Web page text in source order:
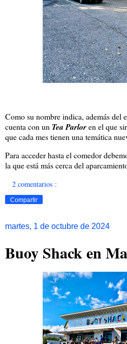
Como su nombre indica, además del
cuenta con un Tea Parloren el que
que cada mes tienen una temática
Para acceder hasta el comedor
la que está más cerca del
2 comentarios :
Compartir
martes, 1 de octubre de 2024
Buoy Shack en